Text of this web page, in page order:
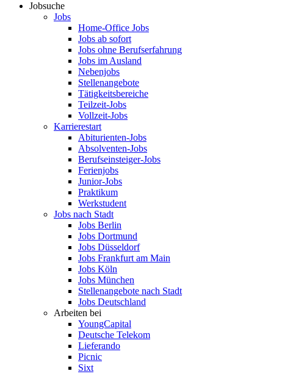
Jobsuche
Jobs
Home-Office Jobs
Jobs ab sofort
Jobs ohne Berufserfahrung
Jobs im Ausland
Nebenjobs
Stellenangebote
Tätigkeitsbereiche
Teilzeit-Jobs
Vollzeit-Jobs
Karrierestart
Abiturienten-Jobs
Absolventen-Jobs
Berufseinsteiger-Jobs
Ferienjobs
Junior-Jobs
Praktikum
Werkstudent
Jobs nach Stadt
Jobs Berlin
Jobs Dortmund
Jobs Düsseldorf
Jobs Frankfurt am Main
Jobs Köln
Jobs München
Stellenangebote nach Stadt
Jobs Deutschland
Arbeiten bei
YoungCapital
Deutsche Telekom
Lieferando
Picnic
Sixt